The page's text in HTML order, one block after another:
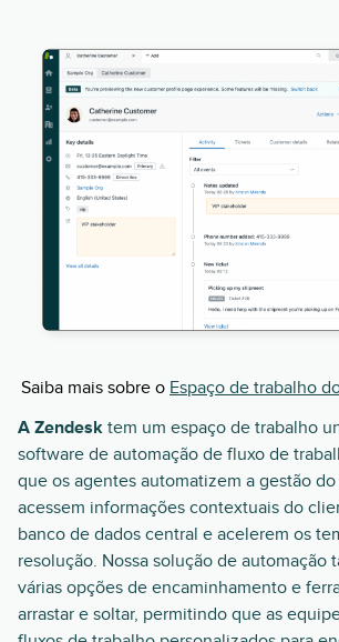
Saiba mais sobre o Espaço de trabalho
A Zendesk tem um espaço de trabalho
software de automação de fluxo de
que os agentes automatizem a gestão
acessem informações contextuais do
banco de dados central e acelerem os
resolução. Nossa solução de automação
várias opções de encaminhamento e
arrastar e soltar, permitindo que as